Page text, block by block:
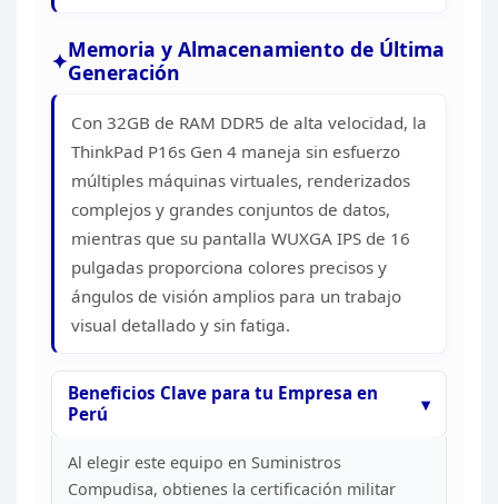
1 x SECURITY KEYHOLE
BATERIA
CORRIENTE
IDIOMA DE TECLADO
DIMENSIONES
24.86 CM
ANCHO
ALTO
PESO
IDIOMA
COMENTARIOS
Memoria y Almacenamiento de Última
Generación
Con 32GB de RAM DDR5 de alta velocidad, la
ThinkPad P16s Gen 4 maneja sin esfuerzo
múltiples máquinas virtuales, renderizados
complejos y grandes conjuntos de datos,
mientras que su pantalla WUXGA IPS de 16
pulgadas proporciona colores precisos y
ángulos de visión amplios para un trabajo
visual detallado y sin fatiga.
Beneficios Clave para tu Empresa en
Perú
Al elegir este equipo en Suministros
Compudisa, obtienes la certificación militar